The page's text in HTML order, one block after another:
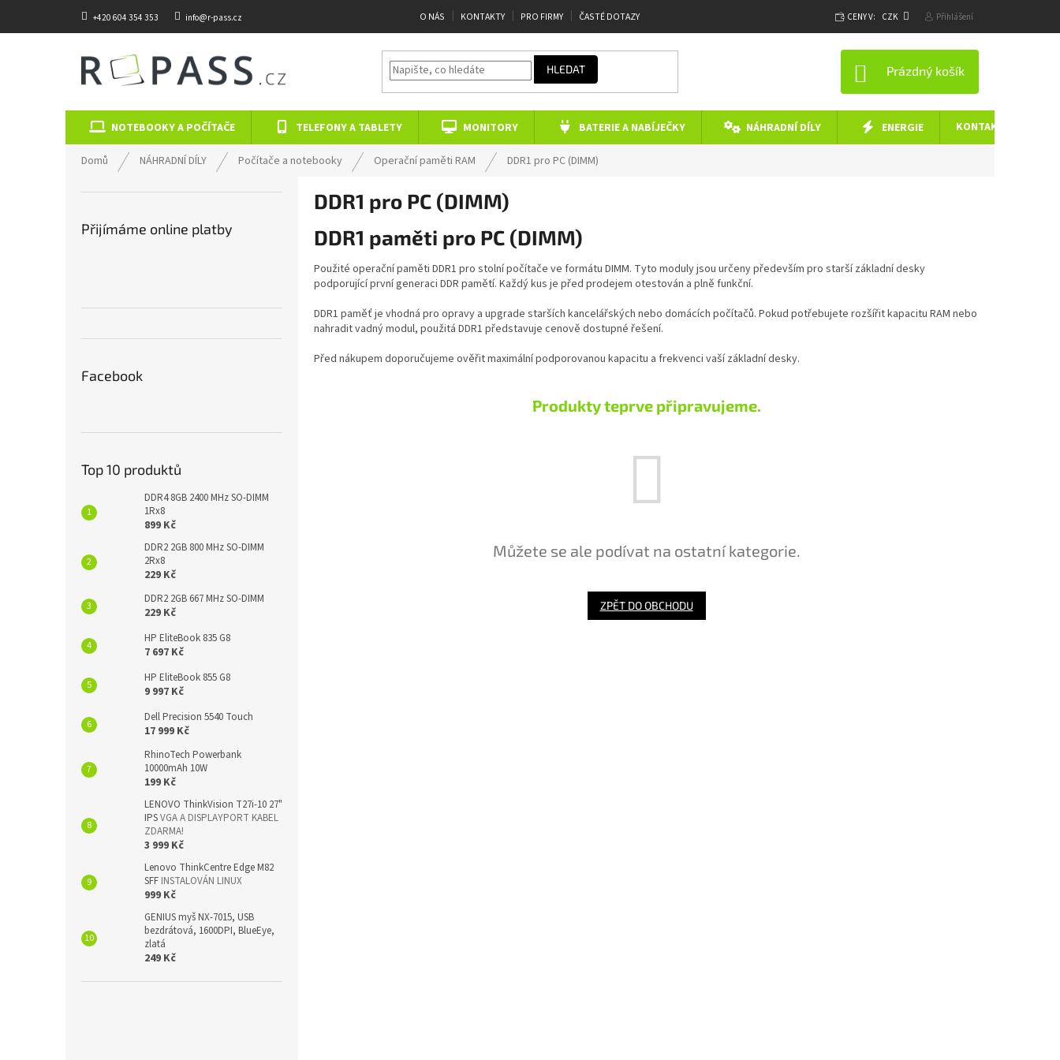
+420 604 354 353 info@r-pass.cz O NÁS KONTAKTY PRO FIRMY ČASTÉ DOTAZY CENY V: CZK Přihlášení
HLEDAT NÁKUPNÍ KOŠÍK
Prázdný košík
NOTEBOOKY A POČÍTAČE TELEFONY A TABLETY MONITORY BATERIE A NABÍJEČKY NÁHRADNÍ DÍLY ENERGIE KONTAKTY
Domů NÁHRADNÍ DÍLY Počítače a notebooky Operační paměti RAM DDR1 pro PC (DIMM)
Přijímáme online platby
Facebook
Top 10 produktů
DDR4 8GB 2400 MHz SO-DIMM
1Rx8
899 Kč
DDR2 2GB 800 MHz SO-DIMM
2Rx8
229 Kč
DDR2 2GB 667 MHz SO-DIMM
229 Kč
HP EliteBook 835 G8
7 697 Kč
HP EliteBook 855 G8
9 997 Kč
Dell Precision 5540 Touch
17 999 Kč
RhinoTech Powerbank
10000mAh 10W
199 Kč
LENOVO ThinkVision T27i-10 27"
IPSVGA A DISPLAYPORT KABEL
ZDARMA!
3 999 Kč
Lenovo ThinkCentre Edge M82
SFF INSTALOVÁN LINUX
999 Kč
GENIUS myš NX-7015, USB
bezdrátová, 1600DPI, BlueEye,
zlatá
249 Kč
DDR1 pro PC (DIMM)
DDR1 paměti pro PC (DIMM)
Použité operační paměti DDR1 pro stolní počítače ve formátu DIMM. Tyto moduly jsou určeny především pro starší základní desky
podporující první generaci DDR pamětí. Každý kus je před prodejem otestován a plně funkční.
DDR1 paměť je vhodná pro opravy a upgrade starších kancelářských nebo domácích počítačů. Pokud potřebujete rozšířit kapacitu RAM nebo
nahradit vadný modul, použitá DDR1 představuje cenově dostupné řešení.
Před nákupem doporučujeme ověřit maximální podporovanou kapacitu a frekvenci vaší základní desky.
Produkty teprve připravujeme.
Můžete se ale podívat na ostatní kategorie.
ZPĚT DO OBCHODU